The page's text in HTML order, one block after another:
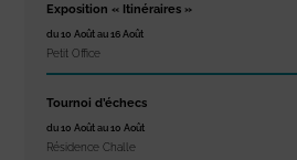
Exposition « Itinéraires »
du 10 Août au 16 Août
Petit Office
Tournoi d’échecs
du 10 Août au 10 Août
Résidence Challe